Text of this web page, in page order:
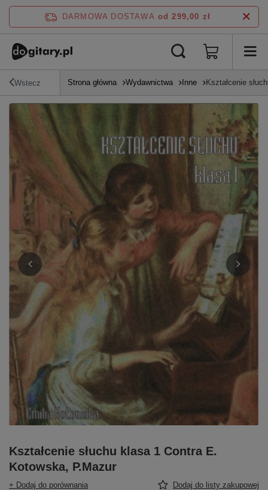
DARMOWA DOSTAWA od 299,00 zł
Wstecz Strona główna Wydawnictwa Inne Kształcenie
Kształcenie słuchu klasa 1 Contra E.
Kotowska, P.Mazur
+ Dodaj do porównania Dodaj do listy zakupowej